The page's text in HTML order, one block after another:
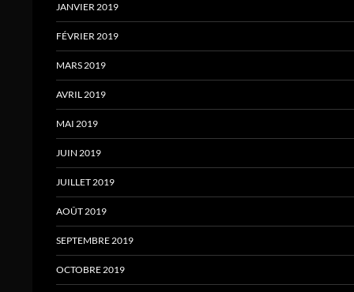
JANVIER 2019
FÉVRIER 2019
MARS 2019
AVRIL 2019
MAI 2019
JUIN 2019
JUILLET 2019
AOÛT 2019
SEPTEMBRE 2019
OCTOBRE 2019